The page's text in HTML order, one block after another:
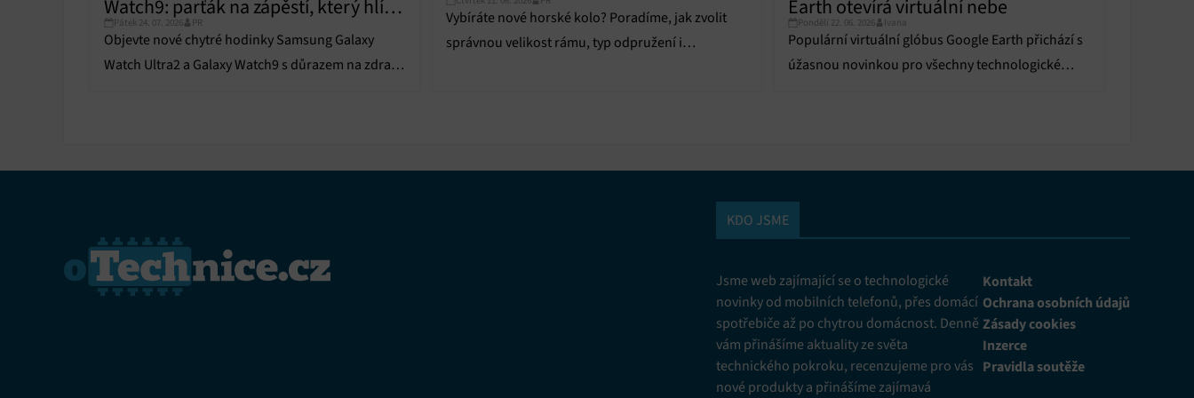
Watch9: parťák na zápěstí, který hlídá
zdraví
Pátek 24. 07. 2026 PR
Objevte nové chytré hodinky Samsung Galaxy
Watch Ultra2 a Galaxy Watch9 s důrazem na zdraví,
Vybíráte nové horské kolo? Poradíme, jak zvolit
správnou velikost rámu, typ odpružení i
Earth otevírá virtuální nebe
Pondělí 22. 06. 2026 Ivana
Populární virtuální glóbus Google Earth přichází s
úžasnou novinkou pro všechny technologické
KDO JSME
Jsme web zajímající se o technologické
novinky od mobilních telefonů, přes domácí
spotřebiče až po chytrou domácnost. Denně
vám přinášíme aktuality ze světa
technického pokroku, recenzujeme pro vás
nové produkty a přinášíme zajímavá
Kontakt
Ochrana osobních údajů
Zásady cookies
Inzerce
Pravidla soutěže